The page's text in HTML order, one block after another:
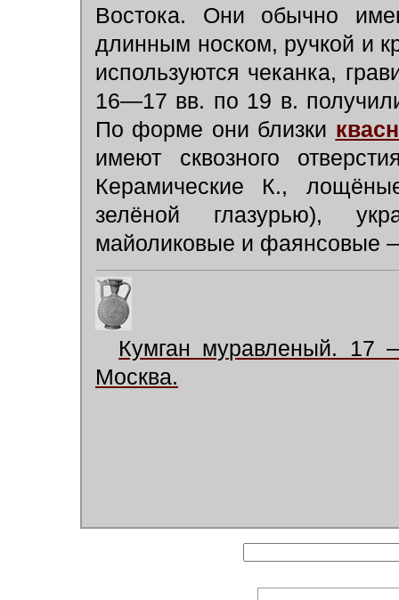
Востока. Они обычно
длинным носком, ручкой и
используются чеканка,
16—17 вв. по 19 в.
По форме они близки
имеют сквозного
Керамические К.,
зелёной глазурью),
майоликовые и фаянсовые
Кумган муравленый. 17
Москва.